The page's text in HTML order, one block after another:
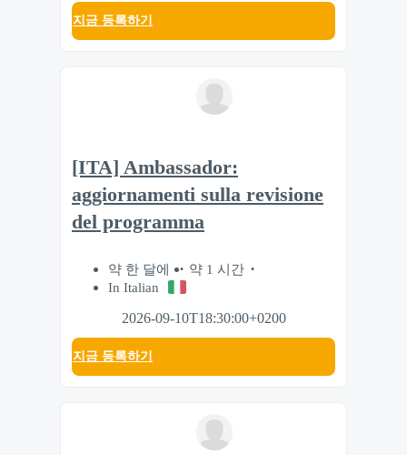
지금 등록하기
[ITA] Ambassador:
aggiornamenti sulla revisione
del programma
약 한 달에
약 1 시간
In Italian
2026-09-10T18:30:00+0200
지금 등록하기